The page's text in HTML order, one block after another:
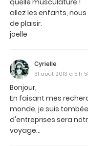
allez les enfants,
de plaisir.
joelle
Cyrielle
31 août 2013 à 5 h
Bonjour,
En faisant mes
monde, je suis
d'entreprises sera
voyage...